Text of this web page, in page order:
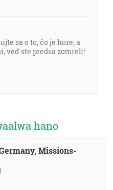
sa o to, čo je hore, a
veď ste predsa zomreli!
hano
Missions-